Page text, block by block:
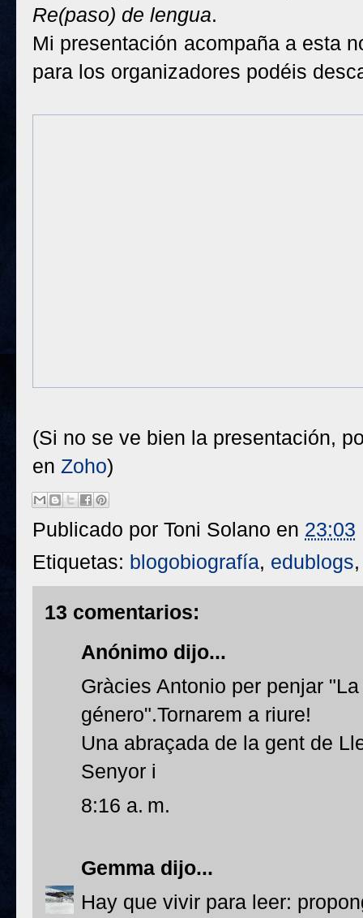
Re(paso) de lengua.
Mi presentación acompaña a esta
para los organizadores podéis
(Si no se ve bien la presentación,
en Zoho)
Publicado por Toni Solano en 23:03
Etiquetas: blogobiografía, edublogs
13 comentarios:
Anónimo dijo...
Gràcies Antonio per penjar
género".Tornarem a riure!
Una abraçada de la gent de
Senyor i
8:16 a. m.
Gemma dijo...
Hay que vivir para leer: